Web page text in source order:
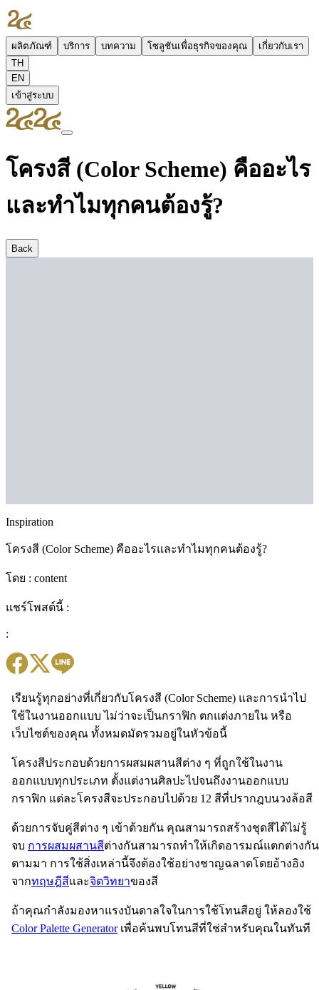
ผลิตภัณฑ์ บริการ บทความ โซลูชันเพื่อธุรกิจของคุณ
เกี่ยวกับเรา
TH
EN
เข้าสู่ระบบ
โครงสี (Color Scheme) คืออะไร
และทำไมทุกคนต้องรู้?
Back
Inspiration
โครงสี (Color Scheme) คืออะไรและทำไมทุกคนต้องรู้?
โดย : content
แชร์โพสต์นี้ :
:
เรียนรู้ทุกอย่างที่เกี่ยวกับโครงสี (Color Scheme) และการนำไป
ใช้ในงานออกแบบ ไม่ว่าจะเป็นกราฟิก ตกแต่งภายใน หรือ
เว็บไซต์ของคุณ ทั้งหมดมัดรวมอยู่ในหัวข้อนี้
โครงสีประกอบด้วยการผสมผสานสีต่าง ๆ ที่ถูกใช้ในงาน
ออกแบบทุกประเภท ตั้งแต่งานศิลปะไปจนถึงงานออกแบบ
กราฟิก แต่ละโครงสีจะประกอบไปด้วย 12 สีที่ปรากฎบนวงล้อสี
ด้วยการจับคู่สีต่าง ๆ เข้าด้วยกัน คุณสามารถสร้างชุดสีได้ไม่รู้
จบ การผสมผสานสีต่างกันสามารถทำให้เกิดอารมณ์แตกต่างกัน
ตามมา การใช้สิ่งเหล่านี้จึงต้องใช้อย่างชาญฉลาดโดยอ้างอิง
จากทฤษฎีสีและจิตวิทยาของสี
ถ้าคุณกำลังมองหาแรงบันดาลใจในการใช้โทนสีอยู่ ให้ลองใช้
Color Palette Generatorเพื่อค้นพบโทนสีที่ใช่สำหรับคุณในทันที